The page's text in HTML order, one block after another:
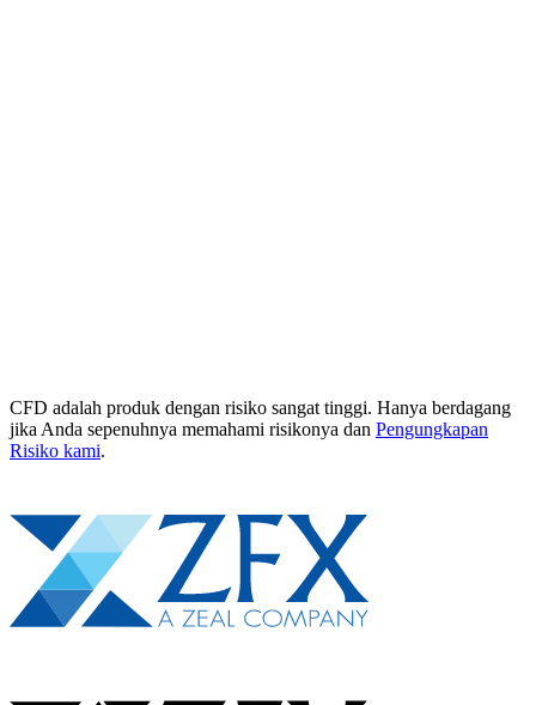
CFD adalah produk dengan risiko sangat tinggi. Hanya berdagang
jika Anda sepenuhnya memahami risikonya dan Pengungkapan
Risiko kami.